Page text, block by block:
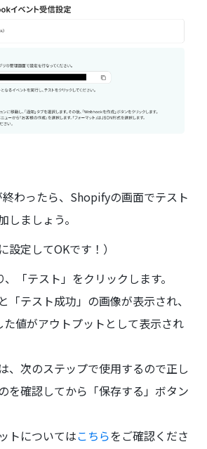
わったら、Shopifyの画面でテスト
しましょう。
設定してOKです！）
「テスト」をクリックします。
「テスト成功」の画像が表示され、
値がアウトプットとして表示され
、次のステップで使用するので正し
を確認してから「保存する」ボタン
トについてはこちらをご確認くださ